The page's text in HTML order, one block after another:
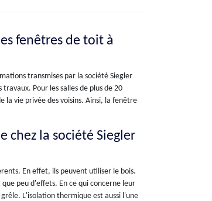
fenêtres de toit à
transmises par la société Siegler
Pour les salles de plus de 20
la vie privée des voisins. Ainsi, la fenêtre
chez la société Siegler
En effet, ils peuvent utiliser le bois.
peu d'effets. En ce qui concerne leur
L'isolation thermique est aussi l'une